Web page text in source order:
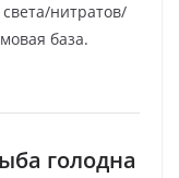
нитратов/
база.
голодна